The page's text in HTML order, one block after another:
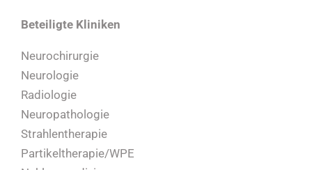
Beteiligte Kliniken
Neurochirurgie
Neurologie
Radiologie
Neuropathologie
Strahlentherapie
Partikeltherapie/WPE